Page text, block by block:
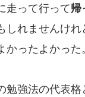
走って行って帰
れませんけれ
かったよかった。
勉強法の代表格